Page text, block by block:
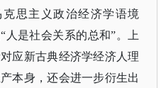
思主义政治经济学语境
人是社会关系的总和”。上
应新古典经济学经济人理
本身，还会进一步衍生出